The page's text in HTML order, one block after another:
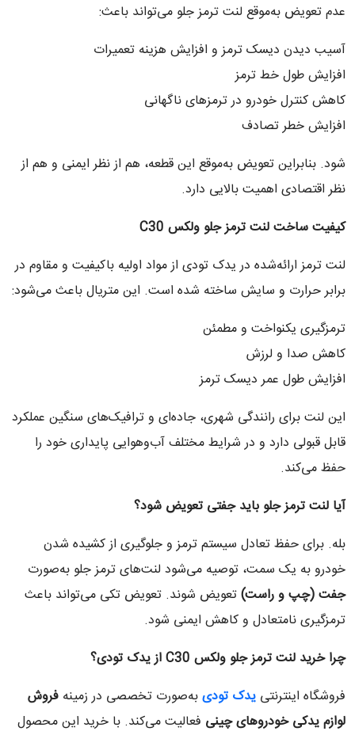
عدم تعویض به‌موقع لنت ترمز جلو می‌تواند باعث:
آسیب دیدن دیسک ترمز و افزایش هزینه تعمیرات
افزایش طول خط ترمز
کاهش کنترل خودرو در ترمزهای ناگهانی
افزایش خطر تصادف
شود. بنابراین تعویض به‌موقع این قطعه، هم از نظر ایمنی و هم از
نظر اقتصادی اهمیت بالایی دارد.
کیفیت ساخت لنت ترمز جلو ولکس
لنت ترمز ارائه‌شده در یدک تودی از مواد اولیه باکیفیت و مقاوم در
برابر حرارت و سایش ساخته شده است. این متریال باعث می‌شود:
ترمزگیری یکنواخت و مطمئن
کاهش صدا و لرزش
افزایش طول عمر دیسک ترمز
این لنت برای رانندگی شهری، جاده‌ای و ترافیک‌های سنگین عملکرد
قابل قبولی دارد و در شرایط مختلف آب‌وهوایی پایداری خود را
حفظ می‌کند.
آیا لنت ترمز جلو باید جفتی تعویض شود؟
بله. برای حفظ تعادل سیستم ترمز و جلوگیری از کشیده شدن
خودرو به یک سمت، توصیه می‌شود لنت‌های ترمز جلو به‌صورت
جفت (چپ و راست)تعویض شوند. تعویض تکی می‌تواند باعث
ترمزگیری نامتعادل و کاهش ایمنی شود.
چرا خرید لنت ترمز جلو ولکس
از یدک تودی؟
فروشگاه اینترنتی یدک تودیبه‌صورت تخصصی در زمینه فروش
لوازم یدکی خودروهای چینی فعالیت می‌کند. با خرید این محصول